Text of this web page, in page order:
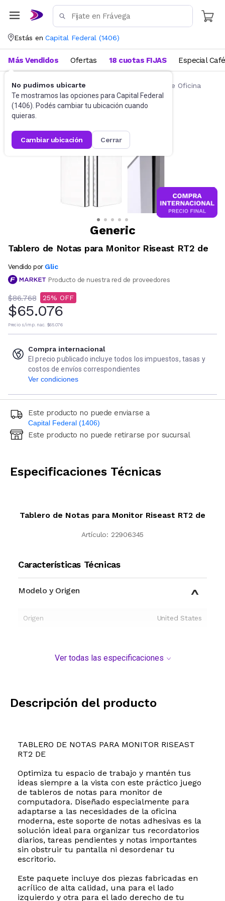
Estás en Capital Federal (1406)
No pudimos ubicarte
Te mostramos las opciones para Capital Federal
(1406). Podés cambiar tu ubicación cuando
quieras.
cambiar ubicación cerrar
Más Vendidos Ofertas 18 cuotas FIJAS Especial Café
Artículos de Librería y Papelería Artículos de Oficina
Generic
Tablero de Notas para Monitor Riseast RT2 de
Vendido por Glic
Producto de nuestra red de proveedores
$86.768 25
$65.076
Precio s/imp. nac. $65.076
Compra internacional
El precio publicado incluye todos los impuestos, tasas y
costos de envíos correspondientes
Ver condiciones
Este producto no puede enviarse a
Capital Federal (1406)
Ingresá código postal (sólo números)
Este producto no puede retirarse por sucursal
Especificaciones Técnicas
Tablero de Notas para Monitor Riseast RT2 de
Artículo: 22906345
Características Técnicas
Modelo y Origen
Origen United States
Ver todas las especificaciones
Descripción del producto
TABLERO DE NOTAS PARA MONITOR RISEAST
RT2 DE
Optimiza tu espacio de trabajo y mantén tus
ideas siempre a la vista con este práctico juego
de tableros de notas para monitor de
computadora. Diseñado especialmente para
adaptarse a las necesidades de la oficina
moderna, este soporte de notas adhesivas es la
solución ideal para organizar tus recordatorios
diarios, tareas pendientes y notas importantes
sin obstruir tu pantalla ni desordenar tu
escritorio.
Este paquete incluye dos piezas fabricadas en
acrílico de alta calidad, una para el lado
izquierdo y otra para el lado derecho de tu